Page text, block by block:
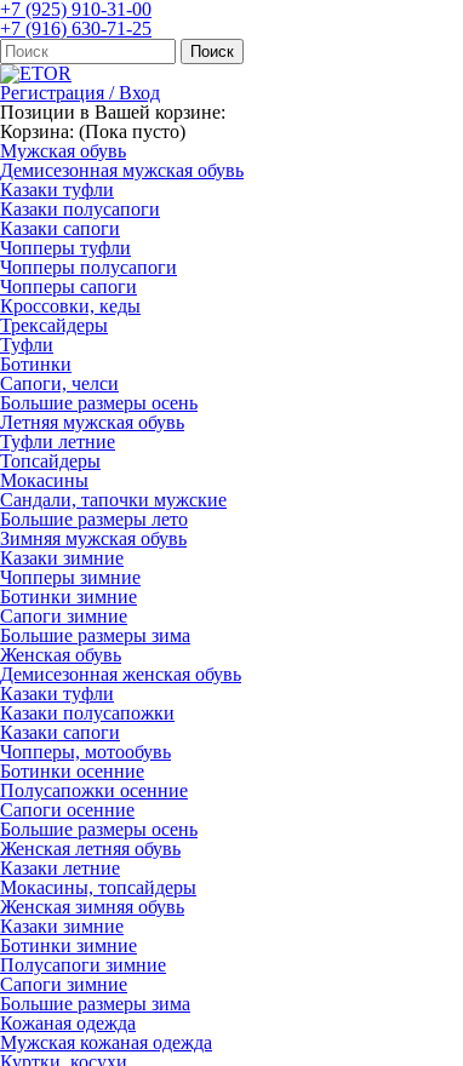
+7 (925) 910-31-00
+7 (916) 630-71-25
Регистрация / Вход
Позиции в Вашей корзине:
Корзина: (Пока пусто)
Мужская обувь
Демисезонная мужская обувь
Казаки туфли
Казаки полусапоги
Казаки сапоги
Чопперы туфли
Чопперы полусапоги
Чопперы сапоги
Кроссовки, кеды
Трексайдеры
Туфли
Ботинки
Сапоги, челси
Большие размеры осень
Летняя мужская обувь
Туфли летние
Топсайдеры
Мокасины
Сандали, тапочки мужские
Большие размеры лето
Зимняя мужская обувь
Казаки зимние
Чопперы зимние
Ботинки зимние
Сапоги зимние
Большие размеры зима
Женская обувь
Демисезонная женская обувь
Казаки туфли
Казаки полусапожки
Казаки сапоги
Чопперы, мотообувь
Ботинки осенние
Полусапожки осенние
Сапоги осенние
Большие размеры осень
Женская летняя обувь
Казаки летние
Мокасины, топсайдеры
Женская зимняя обувь
Казаки зимние
Ботинки зимние
Полусапоги зимние
Сапоги зимние
Большие размеры зима
Кожаная одежда
Мужская кожаная одежда
Куртки, косухи